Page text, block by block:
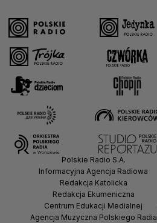
Polskie Radio S.A.
Informacyjna Agencja Radiowa
Redakcja Katolicka
Redakcja Ekumeniczna
Centrum Edukacji Medialnej
Agencja Muzyczna Polskiego Radia